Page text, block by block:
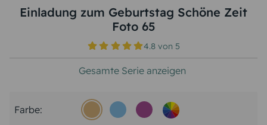
Einladung zum Geburtstag Schöne Zeit
Foto 65
4.8 von5
Gesamte Serie anzeigen
Farbe: